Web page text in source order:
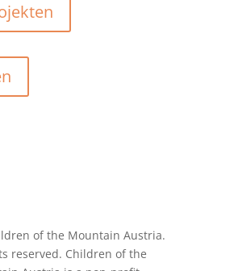
of the Mountain Austria.
reserved. Children of the